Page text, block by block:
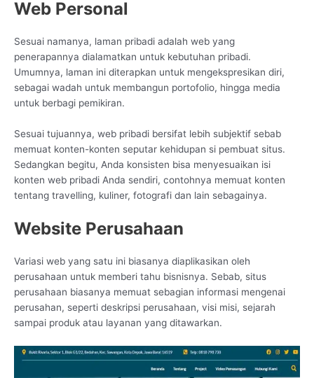
Web Personal
Sesuai namanya, laman pribadi adalah web yang
penerapannya dialamatkan untuk kebutuhan pribadi.
Umumnya, laman ini diterapkan untuk mengekspresikan diri,
sebagai wadah untuk membangun portofolio, hingga media
untuk berbagi pemikiran.
Sesuai tujuannya, web pribadi bersifat lebih subjektif sebab
memuat konten-konten seputar kehidupan si pembuat situs.
Sedangkan begitu, Anda konsisten bisa menyesuaikan isi
konten web pribadi Anda sendiri, contohnya memuat konten
tentang travelling, kuliner, fotografi dan lain sebagainya.
Website Perusahaan
Variasi web yang satu ini biasanya diaplikasikan oleh
perusahaan untuk memberi tahu bisnisnya. Sebab, situs
perusahaan biasanya memuat sebagian informasi mengenai
perusahan, seperti deskripsi perusahaan, visi misi, sejarah
sampai produk atau layanan yang ditawarkan.